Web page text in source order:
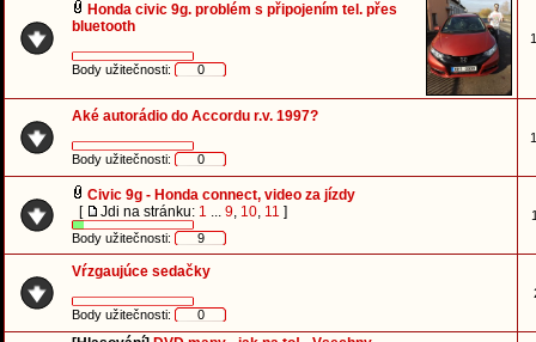
Honda civic 9g. problém s připojením tel. přes
bluetooth
Body užitečnosti: 0
Aké autorádio do Accordu r.v. 1997?
Body užitečnosti: 0
Civic 9g - Honda connect, video za jízdy
[
Jdi na stránku: 1 ... 9, 10, 11 ]
Body užitečnosti: 9
Vŕzgaujúce sedačky
Body užitečnosti: 0